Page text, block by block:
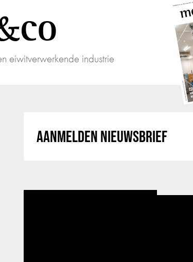
co
eiwitverwerkende industrie
AANMELDEN NIEUWSBRIEF